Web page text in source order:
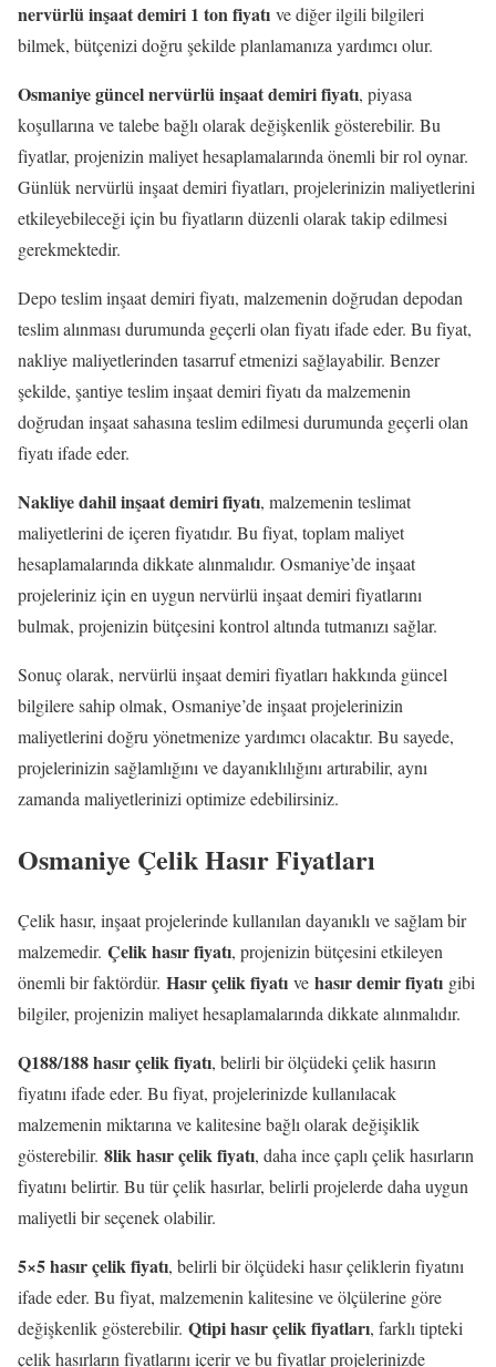
nervürlü inşaat demiri 1 ton fiyatı ve diğer ilgili bilgileri
bilmek, bütçenizi doğru şekilde planlamanıza yardımcı olur.
Osmaniye güncel nervürlü inşaat demiri fiyatı, piyasa
koşullarına ve talebe bağlı olarak değişkenlik gösterebilir. Bu
fiyatlar, projenizin maliyet hesaplamalarında önemli bir rol oynar.
Günlük nervürlü inşaat demiri fiyatları, projelerinizin maliyetlerini
etkileyebileceği için bu fiyatların düzenli olarak takip edilmesi
gerekmektedir.
Depo teslim inşaat demiri fiyatı, malzemenin doğrudan depodan
teslim alınması durumunda geçerli olan fiyatı ifade eder. Bu fiyat,
nakliye maliyetlerinden tasarruf etmenizi sağlayabilir. Benzer
şekilde, şantiye teslim inşaat demiri fiyatı da malzemenin
doğrudan inşaat sahasına teslim edilmesi durumunda geçerli olan
fiyatı ifade eder.
Nakliye dahil inşaat demiri fiyatı, malzemenin teslimat
maliyetlerini de içeren fiyatıdır. Bu fiyat, toplam maliyet
hesaplamalarında dikkate alınmalıdır. Osmaniye’de inşaat
projeleriniz için en uygun nervürlü inşaat demiri fiyatlarını
bulmak, projenizin bütçesini kontrol altında tutmanızı sağlar.
Sonuç olarak, nervürlü inşaat demiri fiyatları hakkında güncel
bilgilere sahip olmak, Osmaniye’de inşaat projelerinizin
maliyetlerini doğru yönetmenize yardımcı olacaktır. Bu sayede,
projelerinizin sağlamlığını ve dayanıklılığını artırabilir, aynı
zamanda maliyetlerinizi optimize edebilirsiniz.
Osmaniye Çelik Hasır Fiyatları
Çelik hasır, inşaat projelerinde kullanılan dayanıklı ve sağlam bir
malzemedir. Çelik hasır fiyatı, projenizin bütçesini etkileyen
önemli bir faktördür. Hasır çelik fiyatı ve hasır demir fiyatı gibi
bilgiler, projenizin maliyet hesaplamalarında dikkate alınmalıdır.
Q188/188 hasır çelik fiyatı, belirli bir ölçüdeki çelik hasırın
fiyatını ifade eder. Bu fiyat, projelerinizde kullanılacak
malzemenin miktarına ve kalitesine bağlı olarak değişiklik
gösterebilir. 8lik hasır çelik fiyatı, daha ince çaplı çelik hasırların
fiyatını belirtir. Bu tür çelik hasırlar, belirli projelerde daha uygun
maliyetli bir seçenek olabilir.
5×5 hasır çelik fiyatı, belirli bir ölçüdeki hasır çeliklerin fiyatını
ifade eder. Bu fiyat, malzemenin kalitesine ve ölçülerine göre
değişkenlik gösterebilir. Qtipi hasır çelik fiyatları, farklı tipteki
çelik hasırların fiyatlarını içerir ve bu fiyatlar projelerinizde